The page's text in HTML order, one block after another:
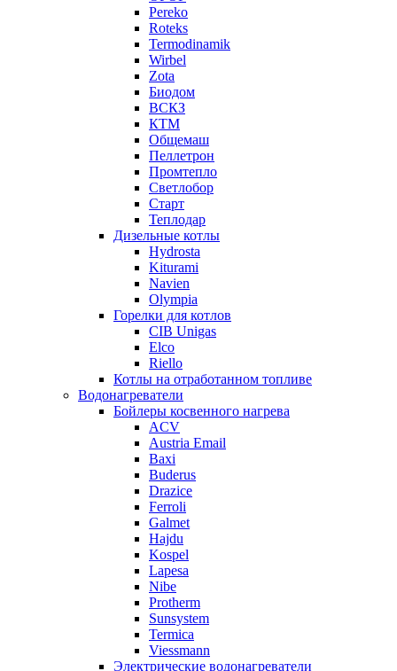
Pereko
Roteks
Termodinamik
Wirbel
Zota
Биодом
ВСКЗ
КТМ
Общемаш
Пеллетрон
Промтепло
Светлобор
Старт
Теплодар
Дизельные котлы
Hydrosta
Kiturami
Navien
Olympia
Горелки для котлов
CIB Unigas
Elco
Riello
Котлы на отработанном топливе
Водонагреватели
Бойлеры косвенного нагрева
ACV
Austria Email
Baxi
Buderus
Drazice
Ferroli
Galmet
Hajdu
Kospel
Lapesa
Nibe
Protherm
Sunsystem
Termica
Viessmann
Электрические водонагреватели